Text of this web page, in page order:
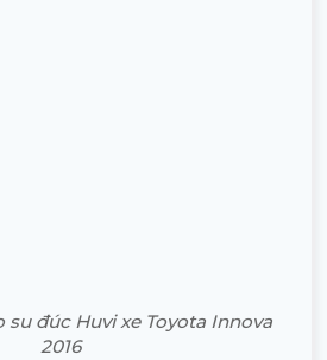
su đúc Huvi xe Toyota Innova
2016